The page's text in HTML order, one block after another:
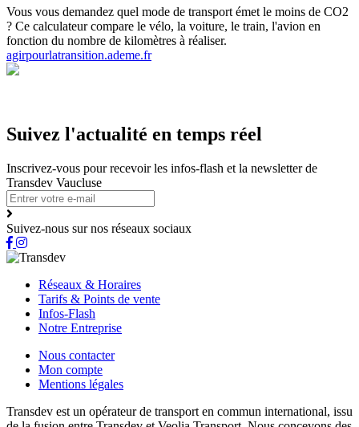
Vous vous demandez quel mode de transport émet le moins de CO2
? Ce calculateur compare le vélo, la voiture, le train, l'avion en
fonction du nombre de kilomètres à réaliser.
agirpourlatransition.ademe.fr
Suivez l'actualité en temps réel
Inscrivez-vous pour recevoir les infos-flash et la newsletter de
Transdev Vaucluse
Suivez-nous sur nos réseaux sociaux
Réseaux & Horaires
Tarifs & Points de vente
Infos-Flash
Notre Entreprise
Nous contacter
Mon compte
Mentions légales
Transdev est un opérateur de transport en commun international, issu